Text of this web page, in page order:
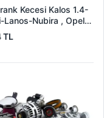
Kecesi Kalos 1.4-
Lanos-Nubira , Opel
Meriva-Tigra-
| 3E
TL